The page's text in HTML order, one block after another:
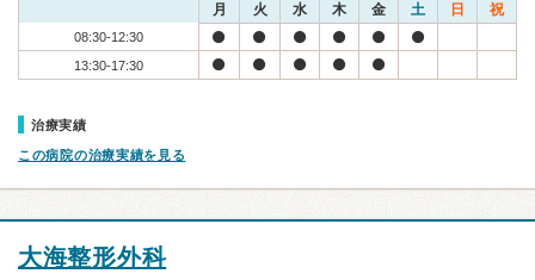
月 火 水 木 金 土 日 祝
08:30-12:30
13:30-17:30
治療実績
この病院の治療実績を見る
大海整形外科